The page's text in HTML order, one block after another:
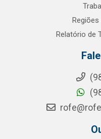
Relatório de